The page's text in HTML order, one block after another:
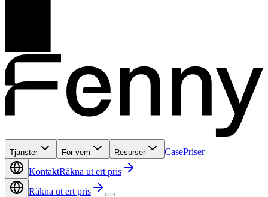
Tjänster För vem Resurser CasePriser
KontaktRäkna ut ert pris
Räkna ut ert pris